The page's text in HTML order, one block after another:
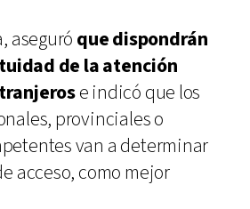
aseguró que dispondrán
de la atención
e indicó que los
provinciales o
van a determinar
acceso, como mejor